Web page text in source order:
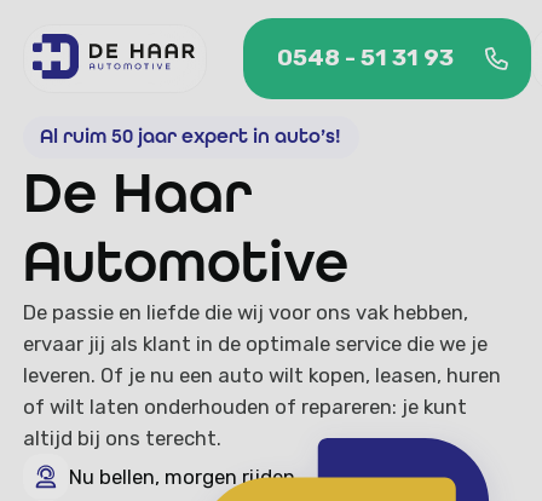
0548 - 51 31 93
0548 - 51 31 93
Al ruim 50 jaar expert in auto’s!
De Haar
Automotive
De passie en liefde die wij voor ons vak hebben,
ervaar jij als klant in de optimale service die we je
leveren. Of je nu een auto wilt kopen, leasen, huren
of wilt laten onderhouden of repareren: je kunt
altijd bij ons terecht.
Nu bellen, morgen rijden